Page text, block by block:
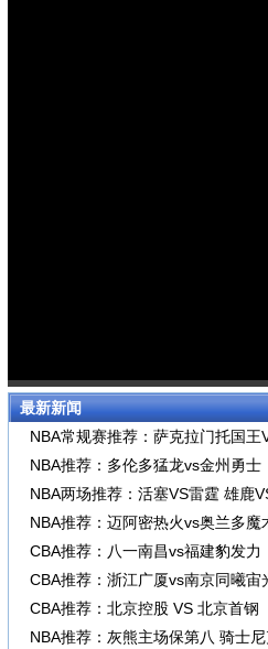
最新新闻
NBA常规赛推荐：萨克拉门托国王
NBA推荐：多伦多猛龙vs金州勇士
NBA两场推荐：活塞VS雷霆 雄鹿
NBA推荐：迈阿密热火vs奥兰多魔
CBA推荐：八一南昌vs福建豹发力
CBA推荐：浙江广厦vs南京同曦宙
CBA推荐：北京控股 VS 北京首钢
NBA推荐：灰熊主场保第八 骑士